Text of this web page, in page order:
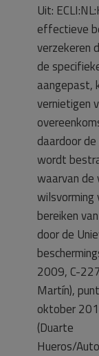
Uit:
effectieve
verzekeren
de
aangepast,
vernietigen
daardoor
wordt
waarvan de
wilsvorming
bereiken
door de
2009, C-
Martín),
oktober
(Duarte
Hueros/